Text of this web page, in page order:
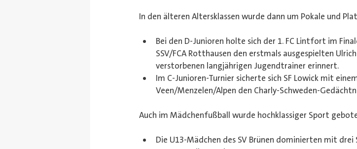
In den älteren Altersklassen wurde dann um Pokale und
Bei den D-Junioren holte sich der 1. FC Lintfort im
SSV/FCA Rotthausen den erstmals ausgespielten
verstorbenen langjährigen Jugendtrainer erinnert.
Im C-Junioren-Turnier sicherte sich SF Lowick mit
Veen/Menzelen/Alpen den Charly-Schweden-
Auch im Mädchenfußball wurde hochklassiger Sport
Die U13-Mädchen des SV Brünen dominierten mit